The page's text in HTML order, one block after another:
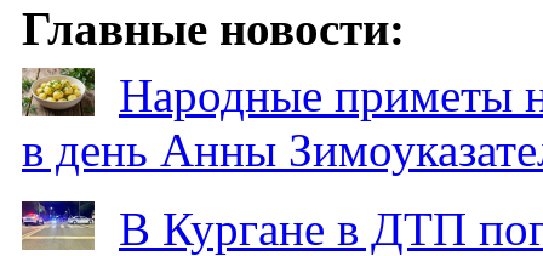
Главные новости:
Народные приметы
в день Анны
В Кургане в ДТП